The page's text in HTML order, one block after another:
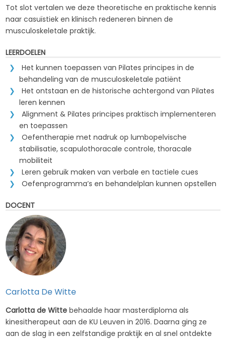
Tot slot vertalen we deze theoretische en praktische kennis
naar casuïstiek en klinisch redeneren binnen de
musculoskeletale praktijk.
LEERDOELEN
Het kunnen toepassen van Pilates principes in de
behandeling van de musculoskeletale patiënt
Het ontstaan en de historische achtergond van Pilates
leren kennen
Alignment & Pilates principes praktisch implementeren
en toepassen
Oefentherapie met nadruk op lumbopelvische
stabilisatie, scapulothoracale controle, thoracale
mobiliteit
Leren gebruik maken van verbale en tactiele cues
Oefenprogramma’s en behandelplan kunnen opstellen
DOCENT
Carlotta De Witte
Carlotta de Witte behaalde haar masterdiploma als
kinesitherapeut aan de KU Leuven in 2016. Daarna ging ze
aan de slag in een zelfstandige praktijk en al snel ontdekte